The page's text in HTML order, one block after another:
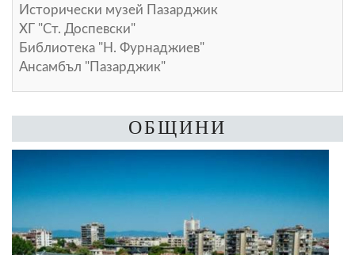
Исторически музей Пазарджик
ХГ "Ст. Доспевски"
Библиотека "Н. Фурнаджиев"
Ансамбъл "Пазарджик"
ОБЩИНИ